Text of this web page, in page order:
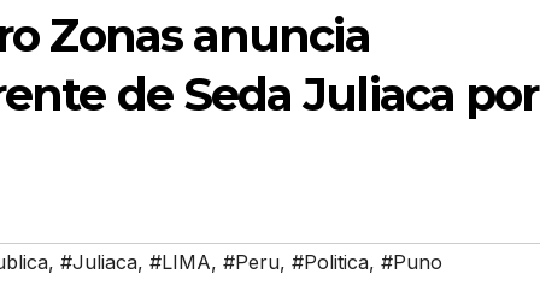
Zonas anuncia
de Seda Juliaca por
, #Juliaca, #LIMA, #Peru, #Politica, #Puno